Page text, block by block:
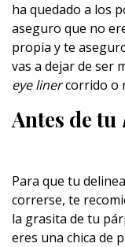
ha quedado a los
aseguro que no
propia y te
vas a dejar de ser
eye linercorrido o
Antes de tu
Para que tu
correrse, te
la grasita de tu
eres una chica de